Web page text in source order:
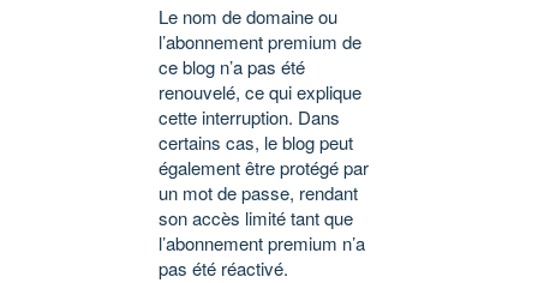
Le nom de domaine ou
l’abonnement premium de
ce blog n’a pas été
renouvelé, ce qui explique
cette interruption. Dans
certains cas, le blog peut
également être protégé par
un mot de passe, rendant
son accès limité tant que
l’abonnement premium n’a
pas été réactivé.